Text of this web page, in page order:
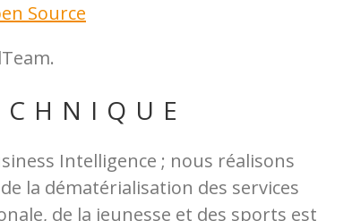
Source
Intelligence ; nous réalisons
la dématérialisation des services
de la jeunesse et des sports est